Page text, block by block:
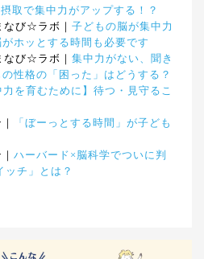
取で集中力がアップする！？
なび☆ラボ｜ 子どもの脳が集中力
ホッとする時間も必要です
なび☆ラボ｜ 集中力がない、聞き
性格の「困った」はどうする？
力を育むために】待つ・見守るこ
「ぼーっとする時間」が子ども
ハーバード×脳科学でついに判
チ」とは？